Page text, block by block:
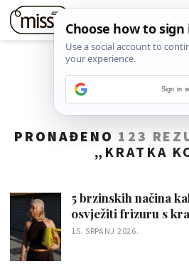
PRONAĐENO 123
„ KRATKA
5 brzinskih načina
osvježiti frizuru s
15. SRPANJ 2026.
Sign in